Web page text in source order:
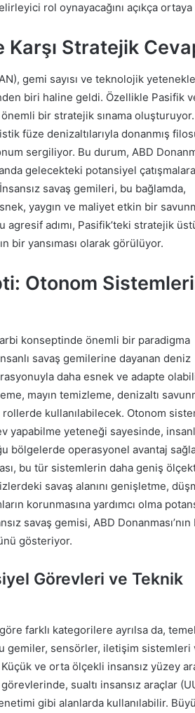
rol oynayacağını açıkça
Karşı Stratejik
gemi sayısı ve teknolojik
biri haline geldi. Özellikle Pasifik
bir stratejik sınama oluşturuyor.
füze denizaltılarıyla donanmış
sergiliyor. Bu durum, ABD
gelecekteki potansiyel
savaş gemileri, bu bağlamda,
yaygın ve maliyet etkin bir
agresif adımı, Pasifik’teki stratejik
bir yansıması olarak görülüyor.
Otonom
konseptinde önemli bir paradigma
savaş gemilerine dayanan deniz
daha esnek ve adapte
mayın temizleme, denizaltı
kullanılabilecek. Otonom
yapabilme yeteneği sayesinde,
bölgelerde operasyonel avantaj
bu tür sistemlerin daha geniş
savaş alanını genişletme,
korunmasına yardımcı olma
savaş gemisi, ABD
gösteriyor.
Görevleri ve Teknik
farklı kategorilere ayrılsa da,
gemiler, sensörler, iletişim sistemleri
ve orta ölçekli insansız yüzey
sualtı insansız araçlar
gibi alanlarda kullanılabilir.